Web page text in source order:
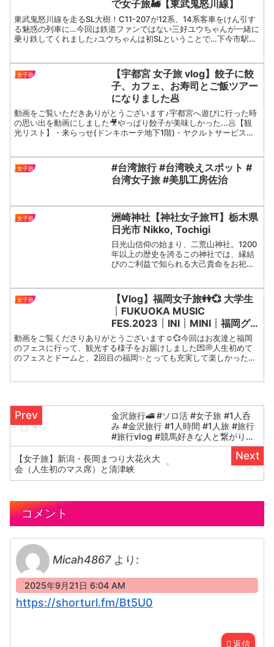
で女子旅🚂【東武鬼怒川線】
東武鬼怒川線を走るSL大樹！C11-207が12系、14系客車をけん引す
る魅惑の列車に…今回は鉄道ファンではない三好ユウちゃんが一緒に
乗り鉄してくれました♪ユウちゃんは初SLということで…下今市駅の
女子旅
【宇都宮 女子旅 vlog】餃子に餃
子、カフェ、お寿司とご飯ツアー
になりました🥟
動画をご覧いただきありがとうございます♪宇都宮へ遊びに行った時
の思い出を動画にしました🎥やっぱり餃子が美味しかった...🥟【観
光リスト】・来らっせ(ドンキホーテ地下1階)・ヤクルトサービスセ
女子旅
#台湾旅行 #台湾映えスポット #
台湾女子旅 #美肌工房佐治
女子旅
洲崎神社【神社女子旅⛩️】栃木県
日光市 Nikko, Tochigi
日光山信仰の始まり、二荒山神社。1200
年以上の歴史を誇るこの神社では、縁結
びのご利益で知られる大己貴命をお祀り
さに包まれた二荒山神社で、特別なひと
ときを。#二荒山神社...
女子旅
【Vlog】福岡女子旅👭💞 大学生
┊︎FUKUOKA MUSIC
FES.2023┊︎INI┊︎MINI┊︎福岡グ
ルメ┊︎めんたい重┊︎もつ鍋┊︎太宰
府┊︎みっふぃーおやつ堂(・ⅹ・）
動画をご覧くださりありがとうございます☺️💞今回はお友達と福岡
のフェスに行って、観光する様子をお届けしました💌💭人生初めて
のフェスとドームと、2回目の福岡✨とっても充実して楽しかったで
金沢旅行🚄 #ソロ活 #女子旅 #1人呑
み #金沢旅行 #1人時間 #1人旅 #旅行
#旅行vlog #競馬好きな人と繋がりた
い #金沢 #旅行好き女子 #はしご酒 #
旅
【女子旅】新潟・長岡まつり大花火大
会（人生初のマス席）と清津峡
コメント
Micah4867 より:
2025年9月21日 6:04 AM
https://shorturl.fm/Bt5U0
返信